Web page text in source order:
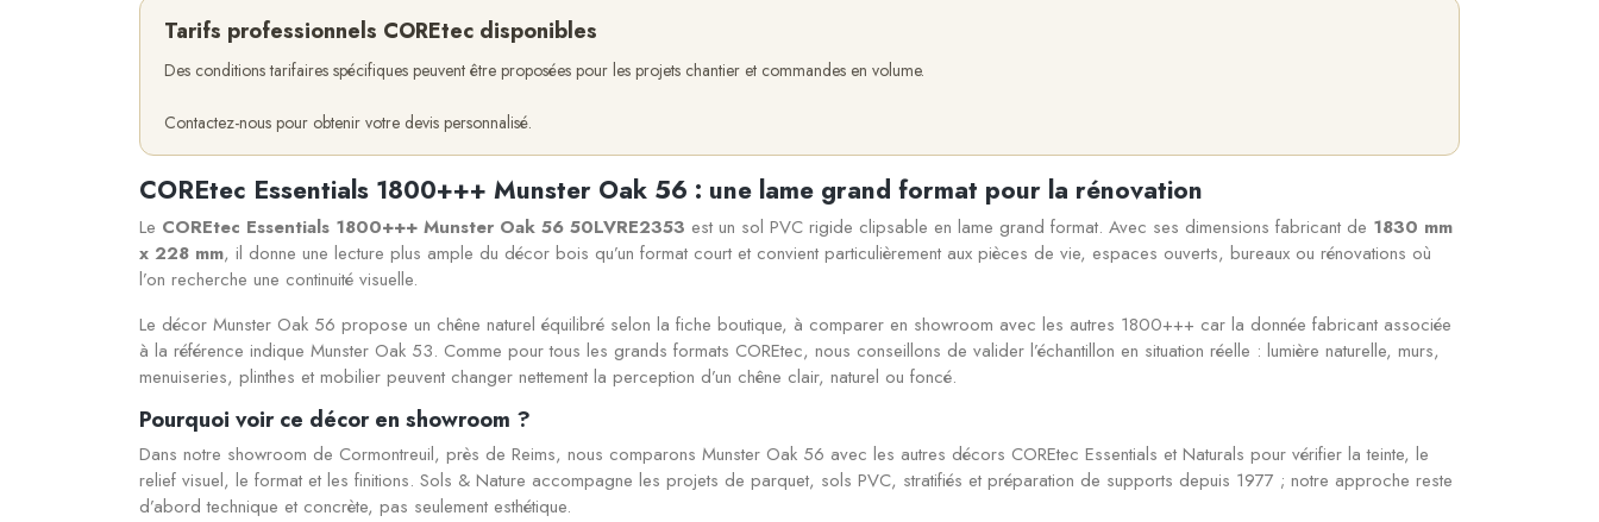
Tarifs professionnels COREtec disponibles
Des conditions tarifaires spécifiques peuvent être proposées pour les projets chantier et commandes en volume.
Contactez-nous pour obtenir votre devis personnalisé.
COREtec Essentials 1800+++ Munster Oak 56 : une lame grand format pour la rénovation
Le COREtec Essentials 1800+++ Munster Oak 56 50LVRE2353 est un sol PVC rigide clipsable en lame grand format. Avec ses dimensions fabricant de 1830 mm
x 228 mm, il donne une lecture plus ample du décor bois qu’un format court et convient particulièrement aux pièces de vie, espaces ouverts, bureaux ou rénovations où
l’on recherche une continuité visuelle.
Le décor Munster Oak 56 propose un chêne naturel équilibré selon la fiche boutique, à comparer en showroom avec les autres 1800+++ car la donnée fabricant associée
à la référence indique Munster Oak 53. Comme pour tous les grands formats COREtec, nous conseillons de valider l’échantillon en situation réelle : lumière naturelle, murs,
menuiseries, plinthes et mobilier peuvent changer nettement la perception d’un chêne clair, naturel ou foncé.
Pourquoi voir ce décor en showroom ?
Dans notre showroom de Cormontreuil, près de Reims, nous comparons Munster Oak 56 avec les autres décors COREtec Essentials et Naturals pour vérifier la teinte, le
relief visuel, le format et les finitions. Sols & Nature accompagne les projets de parquet, sols PVC, stratifiés et préparation de supports depuis 1977 ; notre approche reste
d’abord technique et concrète, pas seulement esthétique.